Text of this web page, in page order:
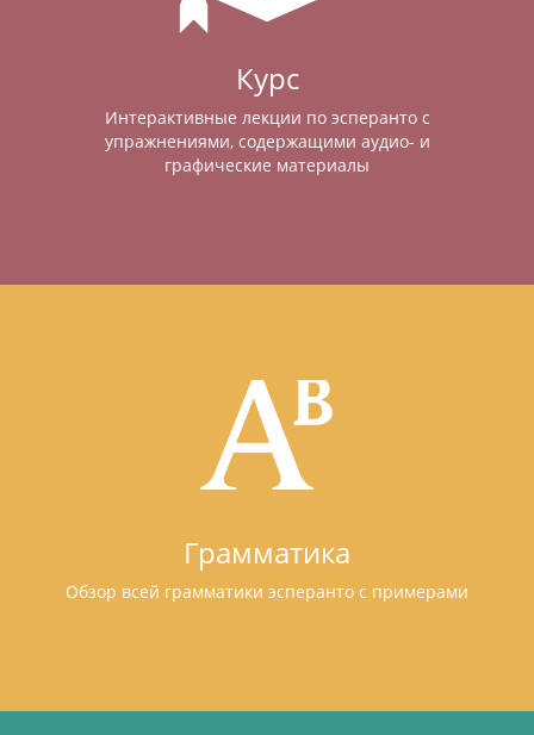
Курс
Интерактивные лекции по эсперанто с
упражнениями, содержащими аудио- и
графические материалы
Грамматика
Обзор всей грамматики эсперанто с примерами